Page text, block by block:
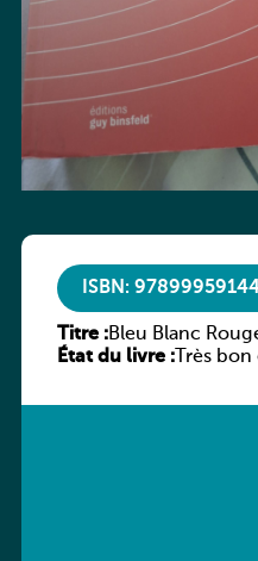
ISBN:
Titre :Bleu Blanc
État du livre :Très bon